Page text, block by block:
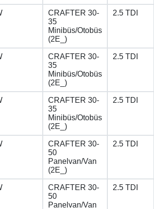
CRAFTER 30-
35
Minibüs/Otobüs
(2E_)
2.5 TDI
CRAFTER 30-
35
Minibüs/Otobüs
(2E_)
2.5 TDI
CRAFTER 30-
35
Minibüs/Otobüs
(2E_)
2.5 TDI
CRAFTER 30-
50
Panelvan/Van
(2E_)
2.5 TDI
CRAFTER 30-
50
Panelvan/Van
2.5 TDI